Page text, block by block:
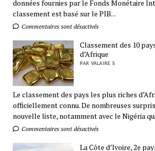
données fournies par le Fonds Monétaire
classement est basé sur le PIB...
Commentaires sont désactivés
Classement des 10
d’Afrique
PAR VALAIRE S
Le classement des pays les plus riches
officiellement connu. De nombreuses
nouvelle liste, notamment avec le Nigéria
Commentaires sont désactivés
La Côte d’Ivoire, 2e